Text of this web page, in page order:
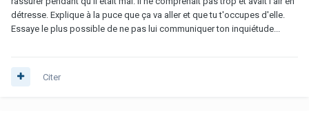
détresse. Explique à la puce que ça va aller et que tu t'occupes d'elle.
Essaye le plus possible de ne pas lui communiquer ton inquiétude...
Citer